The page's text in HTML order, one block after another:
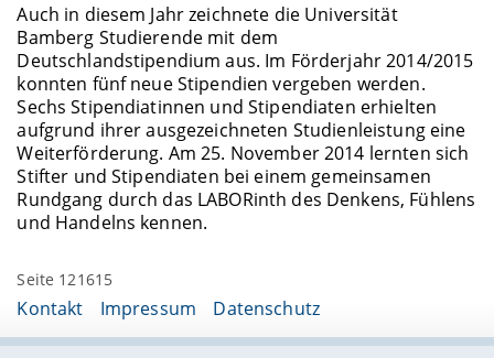
Auch in diesem Jahr zeichnete die Universität
Bamberg Studierende mit dem
Deutschlandstipendium aus. Im Förderjahr 2014/2015
konnten fünf neue Stipendien vergeben werden.
Sechs Stipendiatinnen und Stipendiaten erhielten
aufgrund ihrer ausgezeichneten Studienleistung eine
Weiterförderung. Am 25. November 2014 lernten sich
Stifter und Stipendiaten bei einem gemeinsamen
Rundgang durch das LABORinth des Denkens, Fühlens
und Handelns kennen.
Seite 121615
Kontakt Impressum Datenschutz